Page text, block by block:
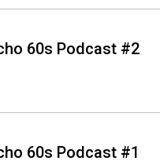
60s Podcast #2
60s Podcast #1